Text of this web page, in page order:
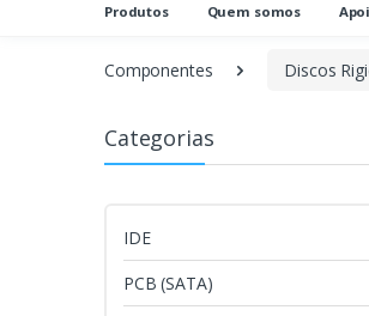
Produtos Quem somos
Componentes Discos
Categorias
IDE
PCB (SATA)